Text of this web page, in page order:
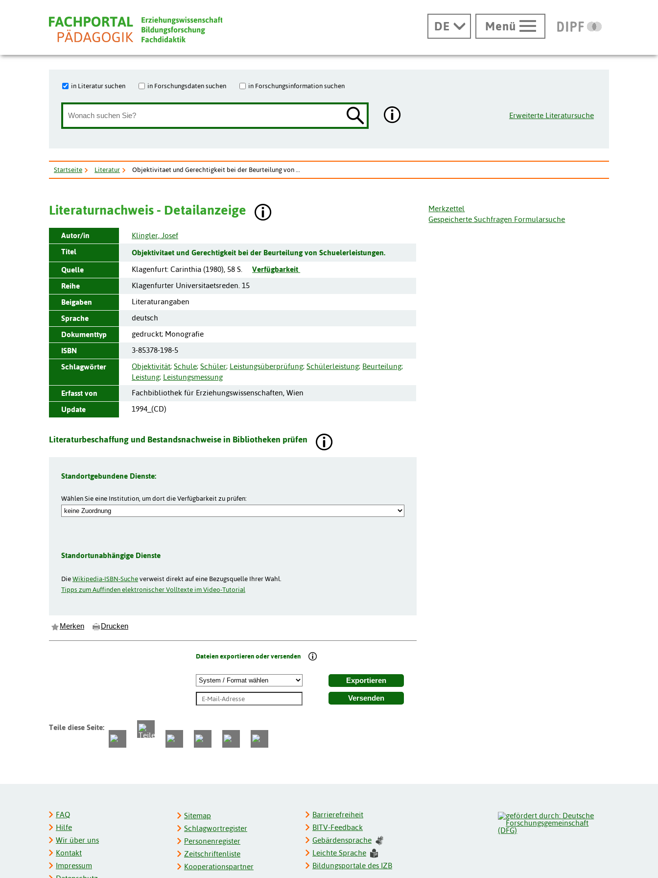
DE Menü
in Literatur suchen in Forschungsdaten suchen in Forschungsinformation suchen
Erweiterte Literatursuche
Startseite Literatur Objektivitaet und Gerechtigkeit bei der Beurteilung von ...
Literaturnachweis - Detailanzeige
Merkzettel
Gespeicherte Suchfragen Formularsuche
Autor/in
Klingler, Josef
Titel
Objektivitaet und Gerechtigkeit bei der Beurteilung von Schuelerleistungen.
Quelle Klagenfurt: Carinthia (1980), 58 S.
Verfügbarkeit
Reihe
Klagenfurter Universitaetsreden. 15
Beigaben
Literaturangaben
Sprache
deutsch
Dokumenttyp
gedruckt; Monografie
ISBN
3-85378-198-5
Schlagwörter
Objektivität; Schule; Schüler; Leistungsüberprüfung; Schülerleistung; Beurteilung;
Leistung; Leistungsmessung
Erfasst von
Fachbibliothek für Erziehungswissenschaften, Wien
Update
1994_(CD)
Literaturbeschaffung und Bestandsnachweise in Bibliotheken prüfen
Standortgebundene Dienste:
Wählen Sie eine Institution, um dort die Verfügbarkeit zu prüfen:
Standortunabhängige Dienste
DieWikipedia-ISBN-Sucheverweist direkt auf eine Bezugsquelle Ihrer Wahl.
Tipps zum Auffinden elektronischer Volltexte im Video-Tutorial
Merken Drucken
Dateien exportieren oder versenden
Exportieren
Versenden
Teile diese Seite:
FAQ
Hilfe
Wir über uns
Kontakt
Impressum
Sitemap
Schlagwortregister
Personenregister
Zeitschriftenliste
Kooperationspartner
Barrierefreiheit
BITV-Feedback
Gebärdensprache
Leichte Sprache
Bildungsportale des IZB